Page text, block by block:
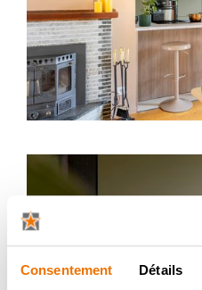
Consentement Détails